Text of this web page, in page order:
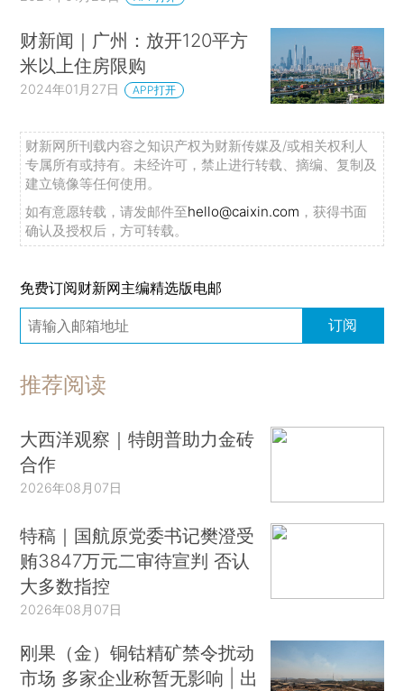
财新闻｜广州：放开120平方
米以上住房限购
2024年01月27日 APP打开
财新网所刊载内容之知识产权为财新传媒及/或相关权利人
专属所有或持有。未经许可，禁止进行转载、摘编、复制及
建立镜像等任何使用。
如有意愿转载，请发邮件至hello@caixin.com ，获得书面
确认及授权后，方可转载。
免费订阅财新网主编精选版电邮
订阅
推荐阅读
大西洋观察｜特朗普助力金砖
合作
2026年08月07日
特稿｜国航原党委书记樊澄受
贿3847万元二审待宣判 否认
大多数指控
2026年08月07日
刚果（金）铜钴精矿禁令扰动
市场 多家企业称暂无影响 | 出